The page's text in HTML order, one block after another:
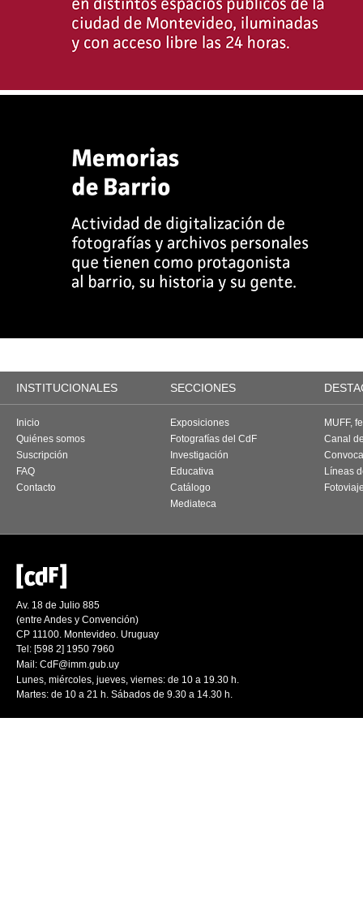
INSTITUCIONALES SECCIONES
Inicio
Quiénes somos
Suscripción
FAQ
Contacto
Exposiciones
Fotografías del CdF
Investigación
Educativa
Catálogo
Mediateca
MUFF,
Canal
Líneas
Av. 18 de Julio 885
(entre Andes y Convención)
CP 11100. Montevideo. Uruguay
Tel: [598 2] 1950 7960
Mail: CdF@imm.gub.uy
Lunes, miércoles, jueves, viernes: de 10 a 19.30 h.
Martes: de 10 a 21 h. Sábados de 9.30 a 14.30 h.